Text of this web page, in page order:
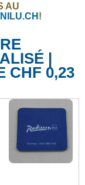
AU
!
|
CHF 0,23